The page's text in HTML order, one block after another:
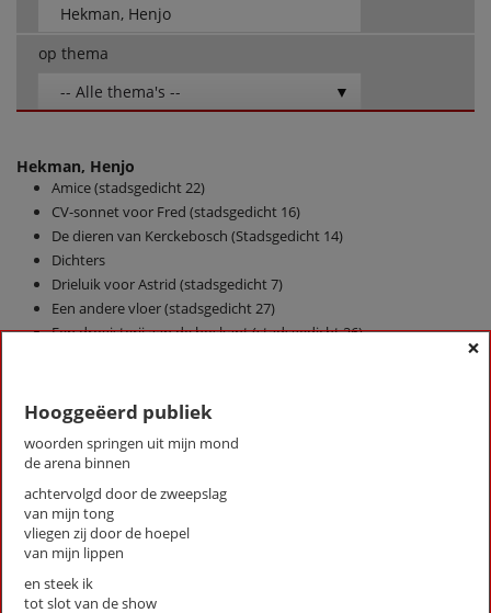
op thema
-- Alle thema's --
Hekman, Henjo
Amice (stadsgedicht 22)
CV-sonnet voor Fred (stadsgedicht 16)
De dieren van Kerckebosch (Stadsgedicht 14)
Dichters
Drieluik voor Astrid (stadsgedicht 7)
Een andere vloer (stadsgedicht 27)
Een drogisterij aan de boskant (stadsgedicht 26)
Groeten uit het Weeshuis (stadsgedicht 25)
Het Gilde gaat je voor…(Stadsgedicht 19)
Hoe ik langzaam een mantel aantrek (stadsgedicht 3)
Hooggeëerd publiek
Iemand moet het doen (stadsgedicht 9)
Ik ben jouw plein (stadsgedicht 12)
Johan Montauban, Meester-Timmerman (stadsgedicht 2)
Landschapsmanager (stadsgedicht 21)
×
Hooggeëerd publiek
woorden springen uit mijn mond
de arena binnen
achtervolgd door de zweepslag
van mijn tong
vliegen zij door de hoepel
van mijn lippen
en steek ik
tot slot van de show